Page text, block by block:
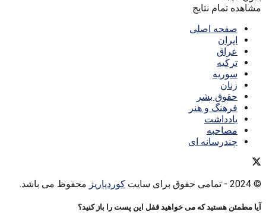
مشاهده تمام نتایج
صفحه اصلی
ایران
عراق
ترکیه
سوریه
زنان
حقوق بشر
فرهنگ و هنر
یادداشت
مصاحبه
چندرسانه ای
© 2024 - تمامی حقوق برای سایت کوردپاریز محفوظ می باشد.
آیا مطمئن هستید که می خواهید قفل این پست را باز کنید؟